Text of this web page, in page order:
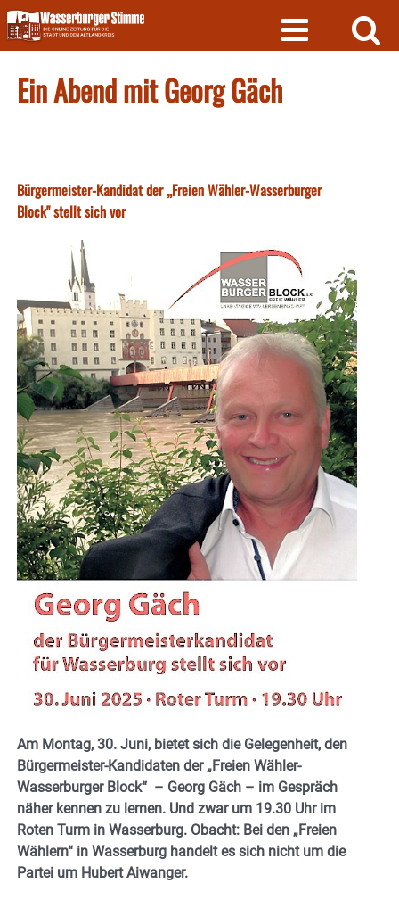
Skip
to
content
Ein Abend mit Georg Gäch
Bürgermeister-Kandidat der „Freien Wähler-Wasserburger
Block" stellt sich vor
Am Montag, 30. Juni, bietet sich die Gelegenheit, den
Bürgermeister-Kandidaten der „Freien Wähler-
Wasserburger Block“ – Georg Gäch – im Gespräch
näher kennen zu lernen. Und zwar um 19.30 Uhr im
Roten Turm in Wasserburg. Obacht: Bei den „Freien
Wählern“ in Wasserburg handelt es sich nicht um die
Partei um Hubert Aiwanger.